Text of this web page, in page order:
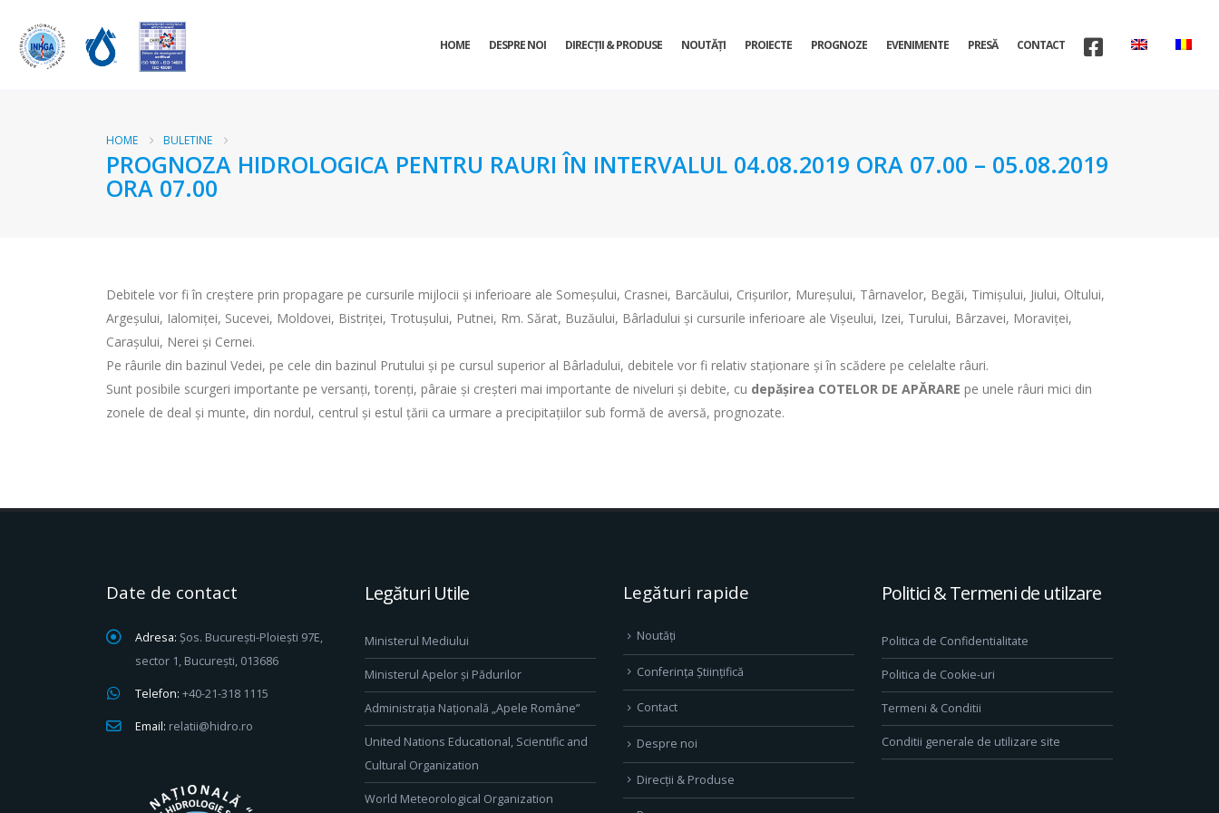
HOME DESPRE NOI DIRECŢII & PRODUSE NOUTĂȚI PROIECTE PROGNOZE EVENIMENTE PRESĂ CONTACT
HOME BULETINE
PROGNOZA HIDROLOGICA PENTRU RAURI ÎN INTERVALUL 04.08.2019 ORA 07.00 – 05.08.2019
ORA 07.00
Debitele vor fi în creştere prin propagare pe cursurile mijlocii şi inferioare ale Someşului, Crasnei, Barcăului, Crişurilor, Mureşului, Târnavelor, Begăi, Timişului, Jiului, Oltului,
Argeşului, Ialomiţei, Sucevei, Moldovei, Bistriţei, Trotuşului, Putnei, Rm. Sărat, Buzăului, Bârladului şi cursurile inferioare ale Vişeului, Izei, Turului, Bârzavei, Moraviţei,
Caraşului, Nerei şi Cernei.
Pe râurile din bazinul Vedei, pe cele din bazinul Prutului şi pe cursul superior al Bârladului, debitele vor fi relativ staţionare şi în scădere pe celelalte râuri.
Sunt posibile scurgeri importante pe versanți, torenți, pâraie și creșteri mai importante de niveluri și debite, cu depășirea COTELOR DE APĂRARE pe unele râuri mici din
zonele de deal și munte, din nordul, centrul şi estul țării ca urmare a precipitațiilor sub formă de aversă, prognozate.
Date de contact
Adresa: Șos. București-Ploiești 97E,
sector 1, București, 013686
Telefon: +40-21-318 1115
Email: relatii@hidro.ro
Legături Utile
Ministerul Mediului
Ministerul Apelor și Pădurilor
Administrația Națională „Apele Române”
United Nations Educational, Scientific and
Cultural Organization
World Meteorological Organization
Legături rapide
Noutăți
Conferința Științifică
Contact
Despre noi
Direcţii & Produse
Politici & Termeni de utilzare
Politica de Confidentialitate
Politica de Cookie-uri
Termeni & Conditii
Conditii generale de utilizare site